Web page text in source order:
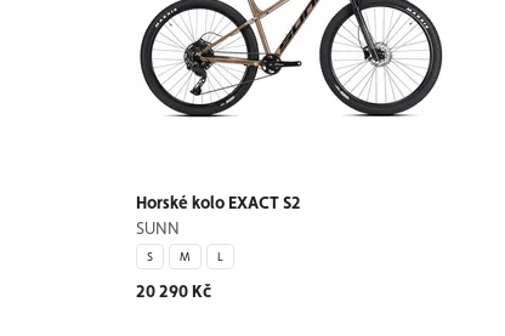
Horské kolo EXACT S2
SUNN
S M L
20 290 Kč